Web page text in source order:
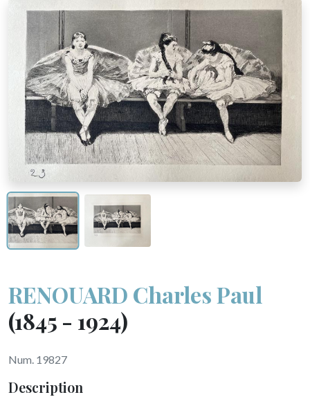
RENOUARD Charles Paul
(1845 - 1924)
Num. 19827
Description